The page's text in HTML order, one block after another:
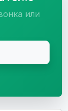
или